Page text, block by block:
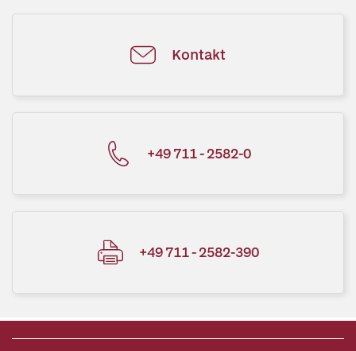
Kontakt
+49 711 - 2582-0
+49 711 - 2582-390